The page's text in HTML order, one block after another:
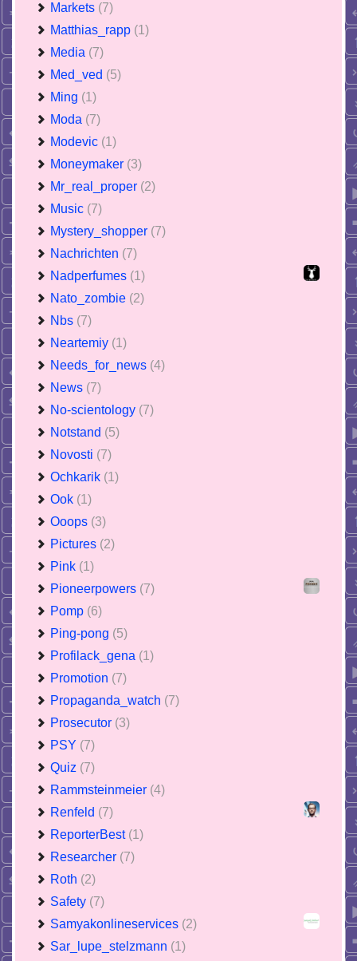
Markets (7)
Matthias_rapp (1)
Media (7)
Med_ved (5)
Ming (1)
Moda (7)
Modevic (1)
Moneymaker (3)
Mr_real_proper (2)
Music (7)
Mystery_shopper (7)
Nachrichten (7)
Nadperfumes (1)
Nato_zombie (2)
Nbs (7)
Neartemiy (1)
Needs_for_news (4)
News (7)
No-scientology (7)
Notstand (5)
Novosti (7)
Ochkarik (1)
Ook (1)
Ooops (3)
Pictures (2)
Pink (1)
Pioneerpowers (7)
Pomp (6)
Ping-pong (5)
Profilack_gena (1)
Promotion (7)
Propaganda_watch (7)
Prosecutor (3)
PSY (7)
Quiz (7)
Rammsteinmeier (4)
Renfeld (7)
ReporterBest (1)
Researcher (7)
Roth (2)
Safety (7)
Samyakonlineservices (2)
Sar_lupe_stelzmann (1)